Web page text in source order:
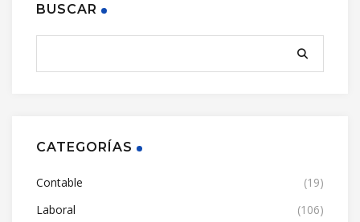
BUSCAR
CATEGORÍAS
Contable
(19)
Laboral
(106)